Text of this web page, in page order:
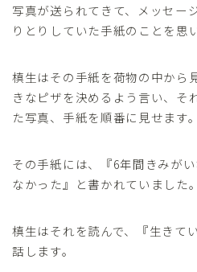
写真が送られてきて、メッセー
りとりしていた手紙のことを思
槙生はその手紙を荷物の中から
きなピザを決めるよう言い、そ
た写真、手紙を順番に見せます。
その手紙には、『6年間きみが
なかった』と書かれていました。
槙生はそれを読んで、『生きて
話します。